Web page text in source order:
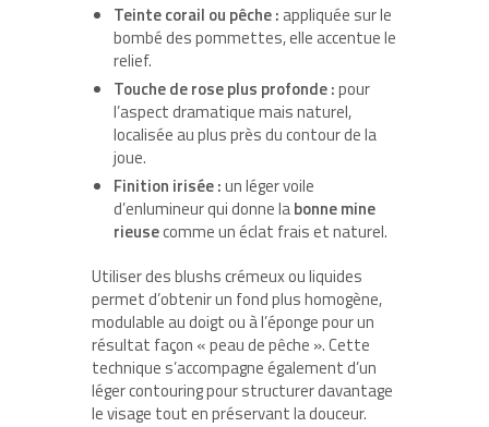
Teinte corail ou pêche : appliquée sur le
bombé des pommettes, elle accentue le
relief.
Touche de rose plus profonde :pour
l’aspect dramatique mais naturel,
localisée au plus près du contour de la
joue.
Finition irisée :un léger voile
d’enlumineur qui donne labonne mine
rieusecomme un éclat frais et naturel.
Utiliser des blushs crémeux ou liquides
permet d’obtenir un fond plus homogène,
modulable au doigt ou à l’éponge pour un
résultat façon « peau de pêche ». Cette
technique s’accompagne également d’un
léger contouring pour structurer davantage
le visage tout en préservant la douceur.